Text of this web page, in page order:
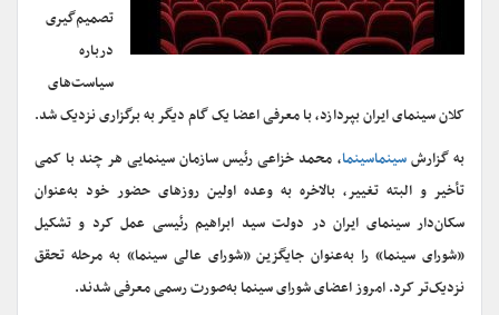
تصمیم‌گیری
درباره
سیاست‌های
کلان سینمای ایران بپردازد، با معرفی اعضا یک گام دیگر به برگزاری نزدیک شد.
به گزارشسینماسینما، محمد خزاعی رئیس سازمان سینمایی هر چند با کمی
تأخیر و البته تغییر، بالاخره به وعده اولین روزهای حضور خود به‌عنوان
سکان‌دار سینمای ایران در دولت سید ابراهیم رئیسی عمل کرد و تشکیل
«شورای سینما» را به‌عنوان جایگزین «شورای عالی سینما» به مرحله تحقق
نزدیک‌تر کرد. امروز اعضای شورای سینما به‌صورت رسمی معرفی شدند.